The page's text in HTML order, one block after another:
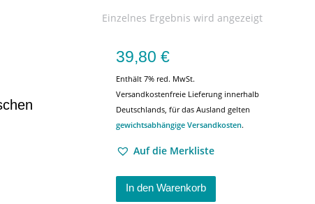
Einzelnes Ergebnis wird angezeigt
39,80 €
Enthält 7% red. MwSt.
Versandkostenfreie Lieferung innerhalb
Deutschlands, für das Ausland gelten
gewichtsabhängige Versandkosten.
Auf die Merkliste
In den Warenkorb